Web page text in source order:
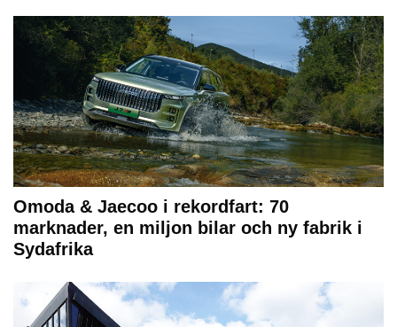
Omoda & Jaecoo i rekordfart: 70
marknader, en miljon bilar och ny fabrik i
Sydafrika